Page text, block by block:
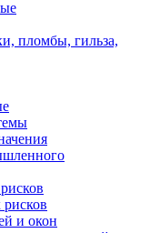
пломбы, гильза,
и окон